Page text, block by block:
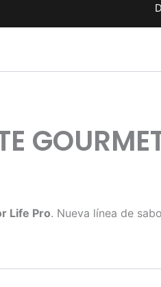
Life Pro. Nueva línea de